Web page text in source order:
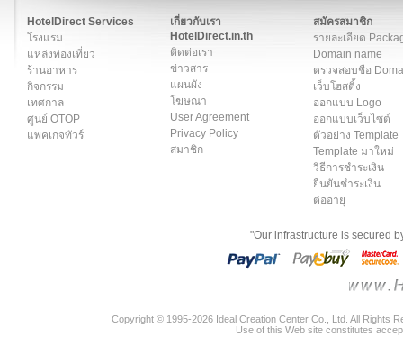
HotelDirect Services
โรงแรม
แหล่งท่องเที่ยว
ร้านอาหาร
กิจกรรม
เทศกาล
ศูนย์ OTOP
แพคเกจทัวร์
เกี่ยวกับเรา
HotelDirect.in.th
ติดต่อเรา
ข่าวสาร
แผนผัง
โฆษณา
User Agreement
Privacy Policy
สมาชิก
สมัครสมาชิก
รายละเอียด
Domain name
ตรวจสอบชื่อ
เว็บโฮสติ้ง
ออกแบบ Logo
ออกแบบเว็บไซต์
ตัวอย่าง Template
Template มาใหม่
วิธีการชำระเงิน
ยืนยันชำระเงิน
ต่ออายุ
"Our infrastructure is secured
Copyright © 1995-2026 Ideal Creation Center Co., Ltd. All Rights
Use of this Web site constitutes